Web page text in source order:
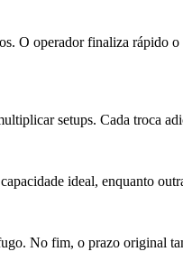
O operador finaliza rápido
setups. Cada troca
ideal, enquanto
No fim, o prazo original